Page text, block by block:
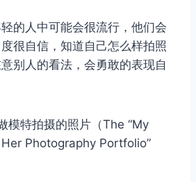
的人中可能会很流行，他们会
很自信，知道自己怎么样拍照
别人的看法，会勇敢的表现自
模特拍摄的照片（The “My
Her Photography Portfolio”